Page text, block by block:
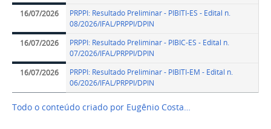
16/07/2026
PRPPI: Resultado Preliminar - PIBITI-ES - Edital n.
08/2026/IFAL/PRPPI/DPIN
16/07/2026
PRPPI: Resultado Preliminar - PIBIC-ES - Edital n.
07/2026/IFAL/PRPPI/DPIN
16/07/2026
PRPPI: Resultado Preliminar - PIBITI-EM - Edital n.
06/2026/IFAL/PRPPI/DPIN
Todo o conteúdo criado por Eugênio Costa…